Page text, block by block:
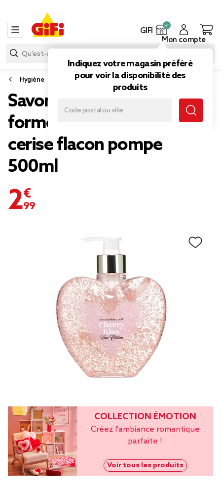
GIFI
Indiquez votre magasin préféré
pour voir la disponibilité des
produits
Mon compte
Hygiène
Savon pour les mains
forme coeur senteur
cerise flacon pompe
500ml
2,99 €
COLLECTION ÉMOTION
Créez l'ambiance romantique
parfaite !
Voir tous les produits